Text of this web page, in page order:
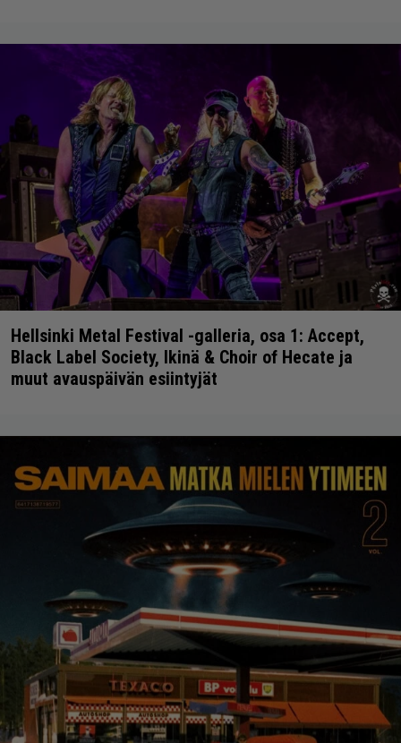
Hellsinki Metal Festival -galleria, osa 1: Accept,
Black Label Society, Ikinä & Choir of Hecate ja
muut avauspäivän esiintyjät